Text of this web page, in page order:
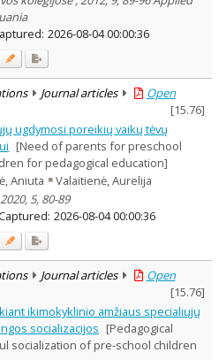
2026-08-04 00:00:36
Journal articles
Open
[15.76]
ugdymosi poreikių vaikų tėvų
[Need of parents for preschool
for pedagogical education]
Aniuta
Valaitienė, Aurelija
5, 80-89
2026-08-04 00:00:36
Journal articles
Open
[15.76]
ikimokyklinio amžiaus specialiųjų
socializacijos [Pedagogical
socialization of pre-school children